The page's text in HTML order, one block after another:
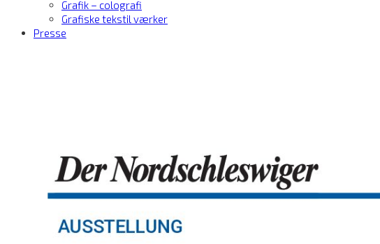
Grafik – colografi
Grafiske tekstil værker
Presse